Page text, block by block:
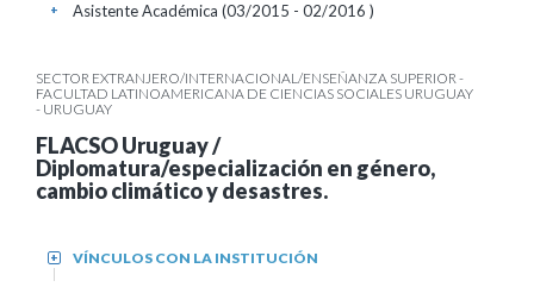
Asistente Académica (03/2015 - 02/2016 )
+
SECTOR EXTRANJERO/INTERNACIONAL/ENSEÑANZA SUPERIOR -
FACULTAD LATINOAMERICANA DE CIENCIAS SOCIALES URUGUAY
- URUGUAY
FLACSO Uruguay /
Diplomatura/especialización en género,
cambio climático y desastres.
VÍNCULOS CON LA INSTITUCIÓN
+